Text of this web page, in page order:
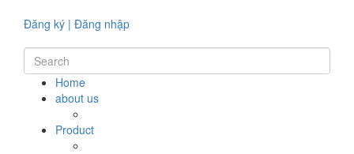
Đăng ký | Đăng nhập
Home
about us
Product